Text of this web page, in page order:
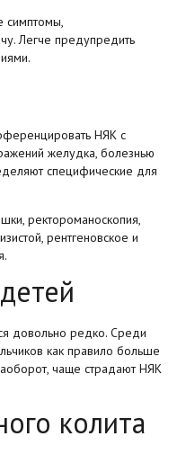
симптомы,
Легче предупредить
НЯК с
желудка, болезнью
специфические для
ректороманоскопия,
рентгеновское и
довольно редко. Среди
как правило больше
чаще страдают НЯК
колита